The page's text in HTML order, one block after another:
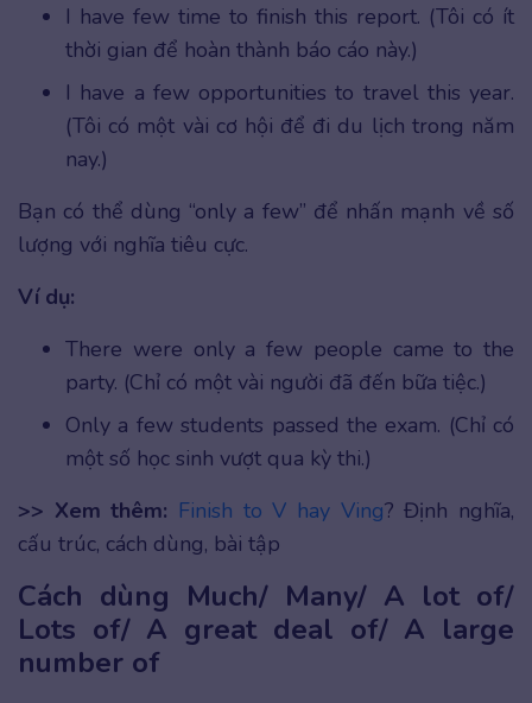
I have few time to finish this report. (Tôi có ít
thời gian để hoàn thành báo cáo này.)
I have a few opportunities to travel this year.
(Tôi có một vài cơ hội để đi du lịch trong năm
nay.)
Bạn có thể dùng “only a few” để nhấn mạnh về số
lượng với nghĩa tiêu cực.
Ví dụ:
There were only a few people came to the
party. (Chỉ có một vài người đã đến bữa tiệc.)
Only a few students passed the exam. (Chỉ có
một số học sinh vượt qua kỳ thi.)
>> Xem thêm: Finish to V hay Ving? Định nghĩa,
cấu trúc, cách dùng, bài tập
Cách dùng Much/ Many/ A lot of/
Lots of/ A great deal of/ A large
number of